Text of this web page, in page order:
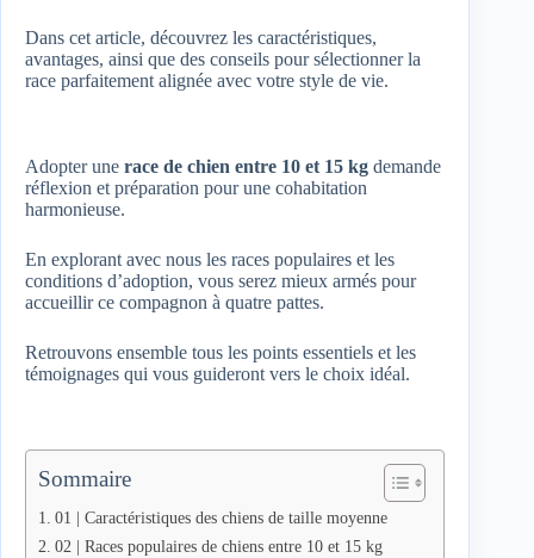
Dans cet article, découvrez les caractéristiques,
avantages, ainsi que des conseils pour sélectionner la
race parfaitement alignée avec votre style de vie.
Adopter une race de chien entre 10 et 15 kg demande
réflexion et préparation pour une cohabitation
harmonieuse.
En explorant avec nous les races populaires et les
conditions d’adoption, vous serez mieux armés pour
accueillir ce compagnon à quatre pattes.
Retrouvons ensemble tous les points essentiels et les
témoignages qui vous guideront vers le choix idéal.
Sommaire
01 | Caractéristiques des chiens de taille moyenne
02 | Races populaires de chiens entre 10 et 15 kg